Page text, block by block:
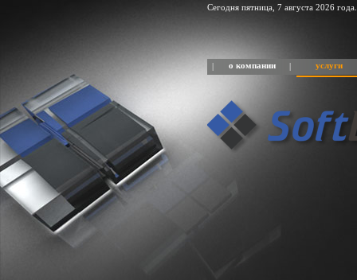
Сегодня пятница, 7 августа 2026
о компании услуги